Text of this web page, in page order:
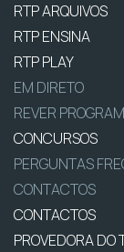
RTP ARQUIVOS
RTP ENSINA
RTP PLAY
EM DIRETO
REVER
CONCURSOS
PERGUNTAS
CONTACTOS
CONTACTOS
PROVEDORA DO